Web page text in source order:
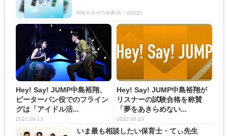
PR(カネボウ化粧品｜VOCE)
Hey! Say! JUMP中島裕翔、
ピーターパン役でのフライン
グは「アイドル活...
2021.08.13
Hey! Say! JUMP中島裕翔が
リスナーの試験合格を称賛
「夢をあきらめない...
2022.06.03
いま最も相談したい保育士・てぃ先生